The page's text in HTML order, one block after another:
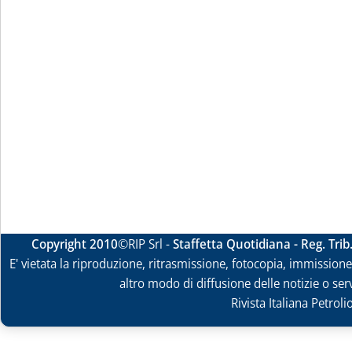
Copyright 2010©RIP Srl -Staffetta Quotidiana - Reg.
E' vietata la riproduzione, ritrasmissione, fotocopia,
altro modo di diffusione delle notizie o
Rivista Italiana